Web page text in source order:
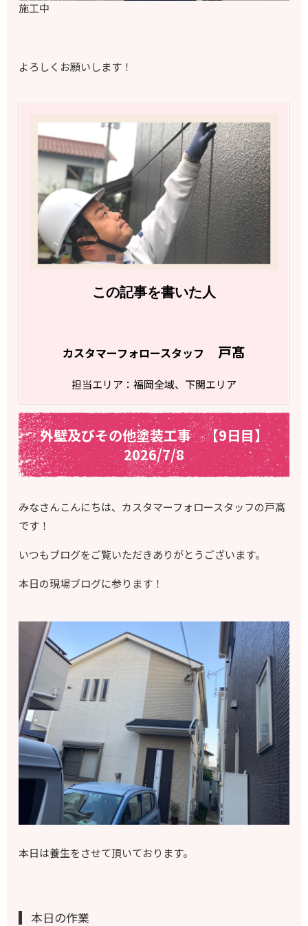
施工中
よろしくお願いします！
この記事を書いた人
カスタマーフォロースタッフ 戸髙
担当エリア：福岡全域、下関エリア
外壁及びその他塗装工事 【9日目】
2026/7/8
みなさんこんにちは、カスタマーフォロースタッフの戸髙
です！
いつもブログをご覧いただきありがとうございます。
本日の現場ブログに参ります！
本日は養生をさせて頂いております。
本日の作業